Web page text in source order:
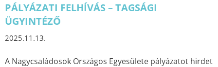
PÁLYÁZATI FELHÍVÁS – TAGSÁGI
ÜGYINTÉZŐ
2025.11.13.
A Nagycsaládosok Országos Egyesülete pályázatot hirdet